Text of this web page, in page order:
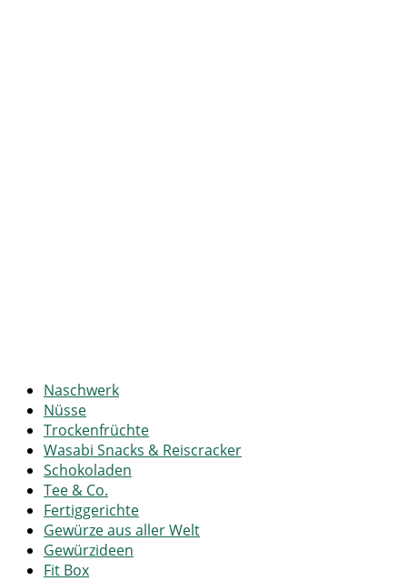
Naschwerk
Nüsse
Trockenfrüchte
Wasabi Snacks & Reiscracker
Schokoladen
Tee & Co.
Fertiggerichte
Gewürze aus aller Welt
Gewürzideen
Fit Box